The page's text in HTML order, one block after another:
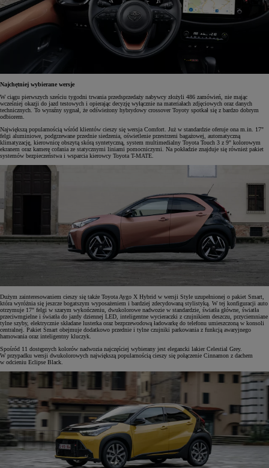
Najchętniej wybierane wersje
W ciągu pierwszych sześciu tygodni trwania przedsprzedaży nabywcy złożyli 486 zamówień, nie mając
wcześniej okazji do jazd testowych i opierając decyzję wyłącznie na materiałach zdjęciowych oraz danych
technicznych. To wyraźny sygnał, że odświeżony hybrydowy crossover Toyoty spotkał się z bardzo dobrym
odbiorem.
Największą popularnością wśród klientów cieszy się wersja Comfort. Już w standardzie oferuje ona m.in. 17"
felgi aluminiowe, podgrzewane przednie siedzenia, oświetlenie przestrzeni bagażowej, automatyczną
klimatyzację, kierownicę obszytą skórą syntetyczną, system multimedialny Toyota Touch 3 z 9" kolorowym
ekranem oraz kamerę cofania ze statycznymi liniami pomocniczymi. Na pokładzie znajduje się również pakiet
systemów bezpieczeństwa i wsparcia kierowcy Toyota T-MATE.
Dużym zainteresowaniem cieszy się także Toyota Aygo X Hybrid w wersji Style uzupełnionej o pakiet Smart,
która wyróżnia się jeszcze bogatszym wyposażeniem i bardziej zdecydowaną stylistyką. W tej konfiguracji auto
otrzymuje 17" felgi w szarym wykończeniu, dwukolorowe nadwozie w standardzie, światła główne, światła
przeciwmgielne i światła do jazdy dziennej LED, inteligentne wycieraczki z czujnikiem deszczu, przyciemniane
tylne szyby, elektrycznie składane lusterka oraz bezprzewodową ładowarkę do telefonu umieszczoną w konsoli
centralnej. Pakiet Smart obejmuje dodatkowo przednie i tylne czujniki parkowania z funkcją awaryjnego
hamowania oraz inteligentny kluczyk.
Spośród 11 dostępnych kolorów nadwozia najczęściej wybierany jest elegancki lakier Celestial Grey.
W przypadku wersji dwukolorowych największą popularnością cieszy się połączenie Cinnamon z dachem
w odcieniu Eclipse Black.